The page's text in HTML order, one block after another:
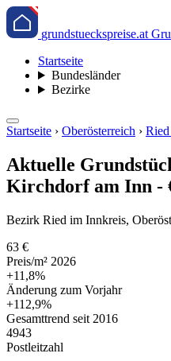
grundstueckspreise.at
Startseite
Bundesländer
Bezirke
Startseite › Oberösterreich ›
Aktuelle
Kirchdorf am Inn -
Bezirk Ried im Innkreis,
63 €
Preis/m² 2026
+11,8%
Änderung zum Vorjahr
+112,9%
Gesamttrend seit 2016
4943
Postleitzahl